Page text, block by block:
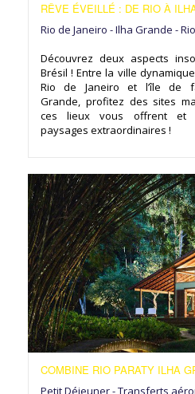
RÊVE ÉVEILLÉ : DE RIO À
Rio de Janeiro - Ilha Grande -
Découvrez deux aspects
Brésil ! Entre la ville
Rio de Janeiro et l’île de
Grande, profitez des sites
ces lieux vous offrent et
paysages extraordinaires !
COMBINE RIO PARATY ILHA
Petit Déjeuner - Transferts